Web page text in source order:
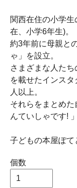
関西在住の小学
在、小学6年生)。
約3年前に母親と
ゃ」を設立。
さまざまな人た
を載せたインス
人以上。
それらをまとめ
んていしゃです!
子どもの本屋ぽて
個数